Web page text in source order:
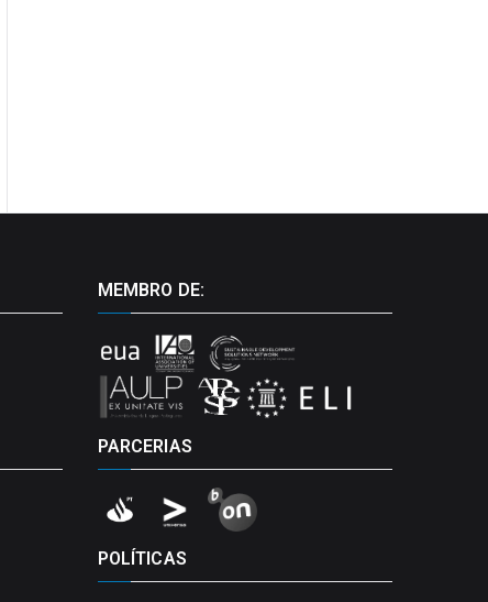
MEMBRO DE:
PARCERIAS
POLÍTICAS